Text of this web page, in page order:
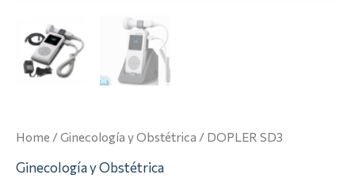
Home /Ginecología y Obstétrica / DOPLER SD3
Ginecología y Obstétrica